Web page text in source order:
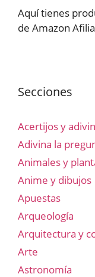
Aquí tienes
de Amazon
Secciones
Acertijos y
Adivina la
Animales y
Anime y dibujos
Apuestas
Arqueología
Arquitectura y
Arte
Astronomía